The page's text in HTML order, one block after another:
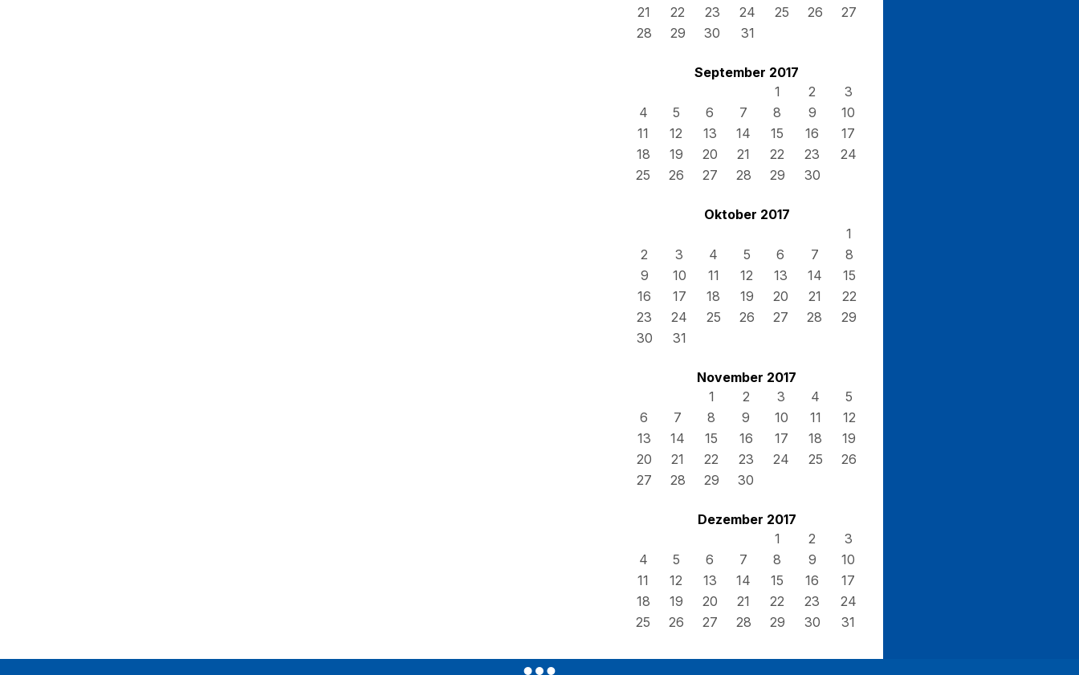
21
22 23 24 25 26
27
28
29 30 31
September 2017
1
2
3
4
5 6 7 8 9
10
11
12 13 14 15 16
17
18
19 20 21 22 23
24
25
26 27 28 29 30
Oktober 2017
1
2
3 4 5 6 7
8
9
10 11 12 13 14
15
16
17 18 19 20 21
22
23
24 25 26 27 28
29
30
31
November 2017
1
2 3 4
5
6
7 8 9 10 11
12
13
14 15 16 17 18
19
20
21 22 23 24 25
26
27
28 29 30
Dezember 2017
1
2
3
4
5 6 7 8 9
10
11
12 13 14 15 16
17
18
19 20 21 22 23
24
25
26 27 28 29 30 31